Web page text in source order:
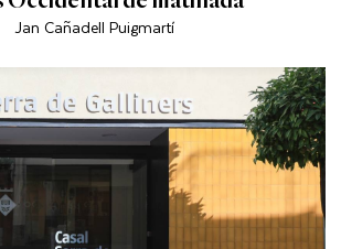
Jan Cañadell Puigmartí